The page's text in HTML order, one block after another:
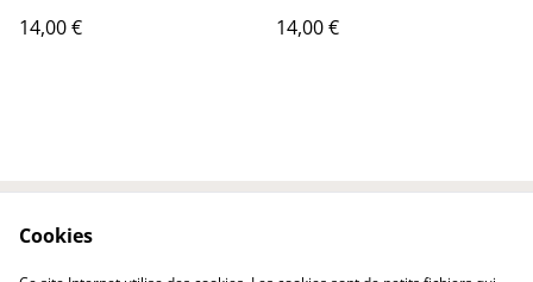
14,00 €
14,00 €
Politique de
Politique de cookies
Cookies